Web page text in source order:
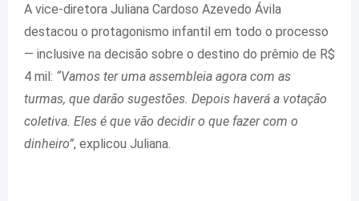
A vice-diretora Juliana Cardoso Azevedo Ávila
destacou o protagonismo infantil em todo o processo
— inclusive na decisão sobre o destino do prêmio de R$
4 mil: “Vamos ter uma assembleia agora com as
turmas, que darão sugestões. Depois haverá a votação
coletiva. Eles é que vão decidir o que fazer com o
dinheiro”, explicou Juliana.